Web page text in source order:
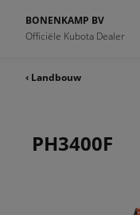
BONENKAMP BV
Officiële Kubota Dealer
‹ Landbouw
PH3400F